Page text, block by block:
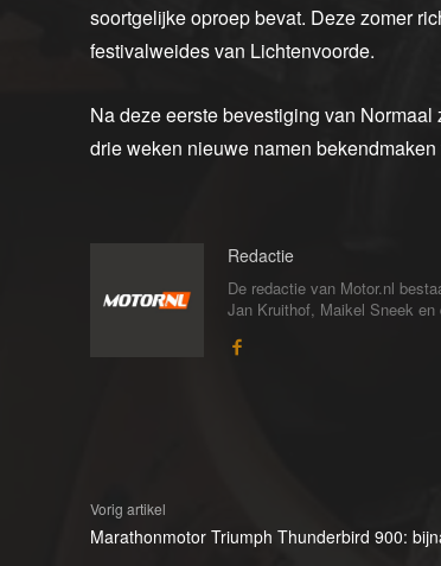
soortgelijke oproep bevat. Deze zomer
festivalweides van Lichtenvoorde.
Na deze eerste bevestiging van
drie weken nieuwe namen
Redactie
De redactie van Motor.nl
Jan Kruithof, Maikel Sneek
Vorig artikel
Marathonmotor Triumph Thunderbird 900: